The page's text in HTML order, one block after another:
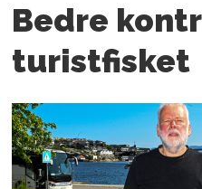
Bedre
turistfisket